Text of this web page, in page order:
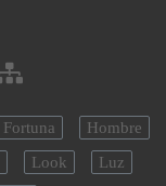
Fortuna
Hombre
Look
Luz